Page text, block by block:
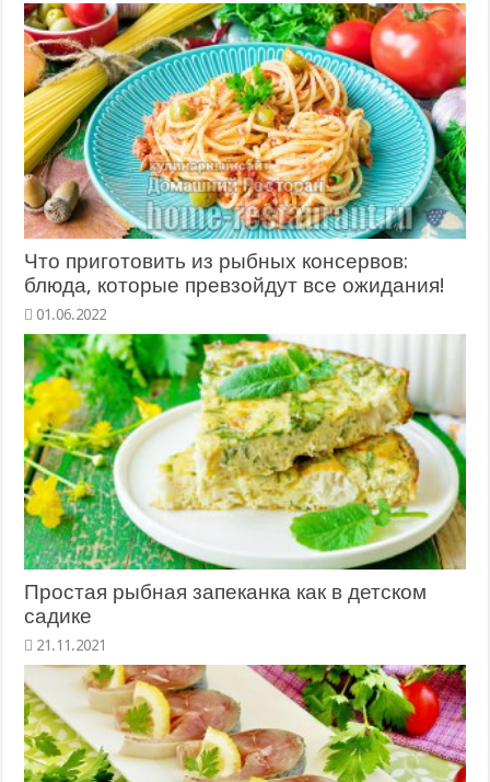
Что приготовить из рыбных консервов:
блюда, которые превзойдут все ожидания!
01.06.2022
Простая рыбная запеканка как в детском
садике
21.11.2021